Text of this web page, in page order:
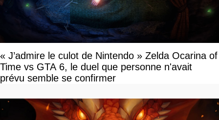
« J’admire le culot de Nintendo » Zelda Ocarina of
Time vs GTA 6, le duel que personne n'avait
prévu semble se confirmer